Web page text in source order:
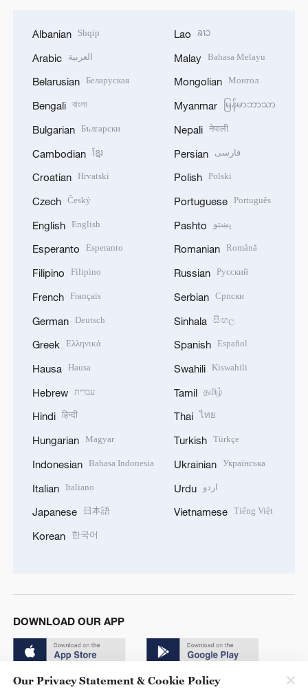
Albanian Shqip
Arabic العربية
Belarusian Беларуская
Bengali বাংলা
Bulgarian Български
Cambodian ខ្មែរ
Croatian Hrvatski
Czech Český
English English
Esperanto Esperanto
Filipino Filipino
French Français
German Deutsch
Greek Ελληνικά
Hausa Hausa
Hebrew עברית
Hindi हिन्दी
Hungarian Magyar
Indonesian Bahasa Indonesia
Italian Italiano
Japanese 日本語
Korean 한국어
Lao ລາວ
Malay Bahasa Melayu
Mongolian Монгол
Myanmar မြန်မာဘာသာ
Nepali नेपाली
Persian فارسی
Polish Polski
Portuguese Português
Pashto پښتو
Romanian Română
Russian Русский
Serbian Српски
Sinhala සිංහල
Spanish Español
Swahili Kiswahili
Tamil தமிழ்
Thai ไทย
Turkish Türkçe
Ukrainian Українська
Urdu اردو
Vietnamese Tiếng Việt
DOWNLOAD OUR APP
Our Privacy Statement & Cookie Policy